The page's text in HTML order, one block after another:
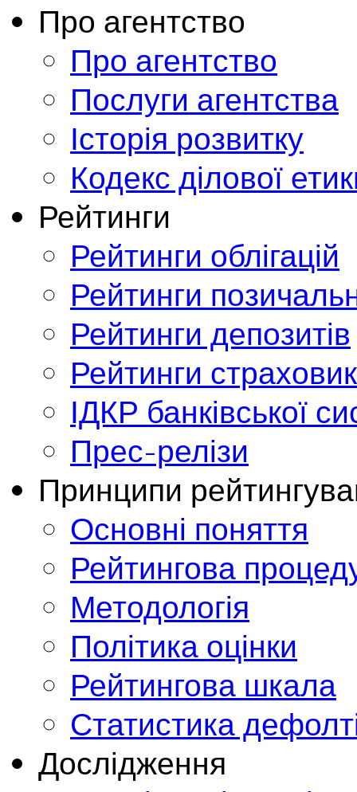
Про агентство
Про агентство
Послуги агентства
Історія розвитку
Кодекс ділової
Рейтинги
Рейтинги облігацій
Рейтинги
Рейтинги депозитів
Рейтинги
ІДКР банківської
Прес-релізи
Принципи
Основні поняття
Рейтингова
Методологія
Політика оцінки
Рейтингова шкала
Статистика
Дослідження